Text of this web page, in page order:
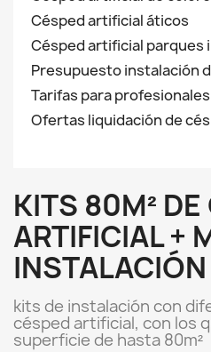
Césped artificial áticos
Césped artificial parques
Presupuesto instalación
Tarifas para profesionales
Ofertas liquidación de
KITS 80M² DE
ARTIFICIAL +
INSTALACIÓN
kits de instalación con
césped artificial, con los
superficie de hasta 80m²